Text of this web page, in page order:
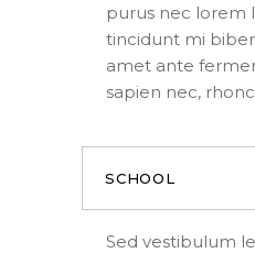
purus nec lorem
tincidunt mi
amet ante
sapien nec,
SCHOOL
Sed vestibulum